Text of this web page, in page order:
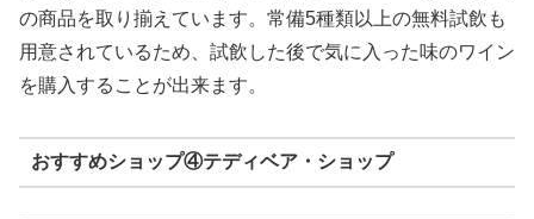
の商品を取り揃えています。常備5種類以上の無料試飲も
用意されているため、試飲した後で気に入った味のワイン
を購入することが出来ます。
おすすめショップ④テディベア・ショップ